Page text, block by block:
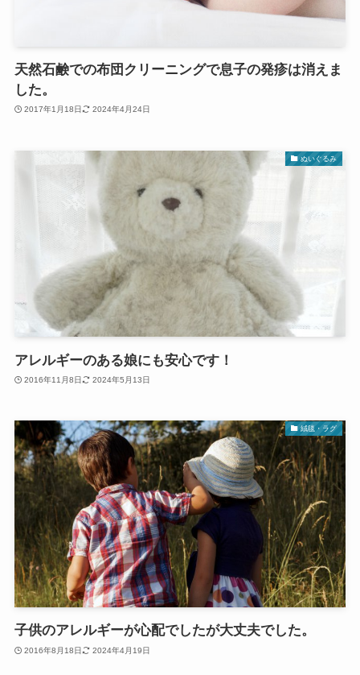
天然石鹸での布団クリーニングで息子の発疹は消えま
した。
2017年1月18日 2024年4月24日
ぬいぐるみ
アレルギーのある娘にも安心です！
2016年11月8日 2024年5月13日
絨毯・ラグ
子供のアレルギーが心配でしたが大丈夫でした。
2016年8月18日 2024年4月19日